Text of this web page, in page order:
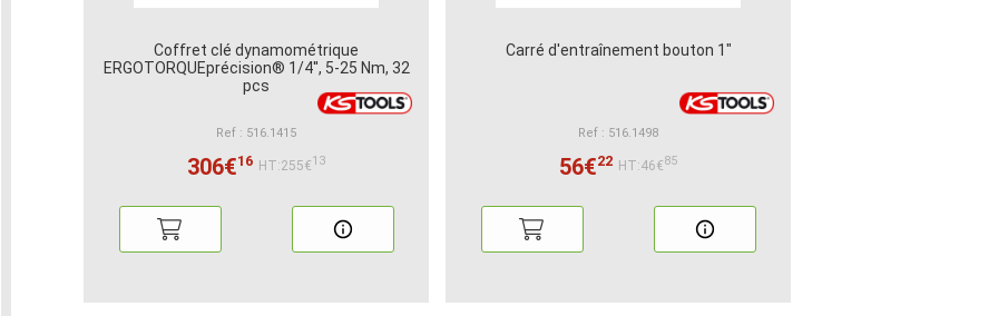
Coffret clé dynamométrique
ERGOTORQUEprécision® 1/4'', 5-25 Nm, 32
pcs
Ref : 516.1415
306€16 HT:255€13
Carré d'entraînement bouton 1"
Ref : 516.1498
56€22 HT:46€85